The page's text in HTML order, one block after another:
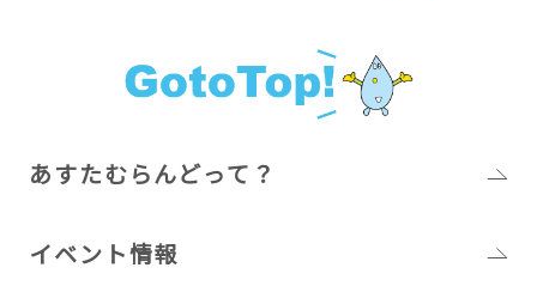
あすたむらんどって？
イベント情報